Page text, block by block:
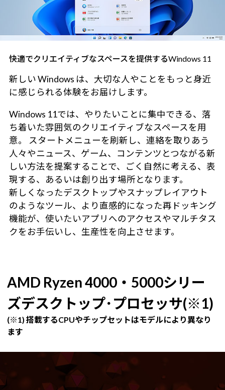
快適でクリエイティブなスペースを提供するWindows 11
新しい Windows は、大切な人やことをもっと身近
に感じられる体験をお届けします。
Windows 11では、やりたいことに集中できる、落
ち着いた雰囲気のクリエイティブなスペースを用
意。 スタートメニューを刷新し、連絡を取りあう
人々やニュース、ゲーム、コンテンツとつながる新
しい方法を提案することで、ごく自然に考える、表
現する、あるいは創り出す場所となります。
新しくなったデスクトップやスナップレイアウト
のようなツール、より直感的になった再ドッキング
機能が、使いたいアプリへのアクセスやマルチタス
クをお手伝いし、生産性を向上させます。
AMD Ryzen 4000・5000シリー
ズデスクトップ･プロセッサ(※1)
(※1) 搭載するCPUやチップセットはモデルにより異なり
ます